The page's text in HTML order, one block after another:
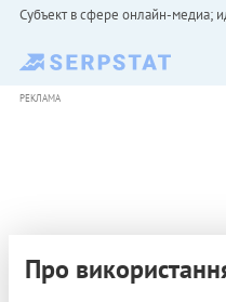
Субъект в сфере онлайн-медиа;
РЕКЛАМА
Про